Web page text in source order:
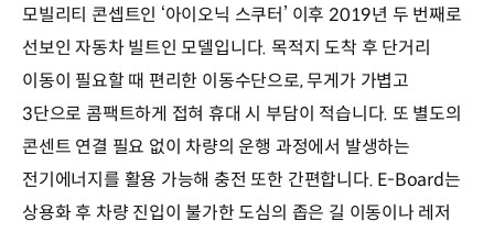
모빌리티 콘셉트인 ‘아이오닉 스쿠터’ 이후 2019년 두 번째로
선보인 자동차 빌트인 모델입니다. 목적지 도착 후 단거리
이동이 필요할 때 편리한 이동수단으로, 무게가 가볍고
3단으로 콤팩트하게 접혀 휴대 시 부담이 적습니다. 또 별도의
콘센트 연결 필요 없이 차량의 운행 과정에서 발생하는
전기에너지를 활용 가능해 충전 또한 간편합니다. E-Board는
상용화 후 차량 진입이 불가한 도심의 좁은 길 이동이나 레저